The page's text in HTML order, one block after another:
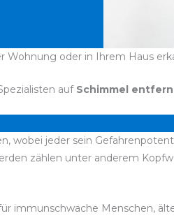
Wohnung oder in Ihrem Haus
auf Schimmel
wobei jeder sein
zählen unter anderem
immunschwache Menschen,